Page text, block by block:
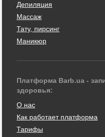
Депиляция
Массаж
Тату, пирсинг
Маникюр
Платформа Barb.ua -
здоровья:
О нас
Как работает платформа
Тарифы